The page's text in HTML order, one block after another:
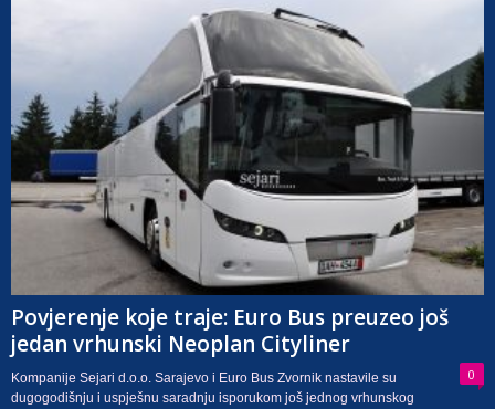
Povjerenje koje traje: Euro Bus preuzeo još
jedan vrhunski Neoplan Cityliner
0
Kompanije Sejari d.o.o. Sarajevo i Euro Bus Zvornik nastavile su
dugogodišnju i uspješnu saradnju isporukom još jednog vrhunskog